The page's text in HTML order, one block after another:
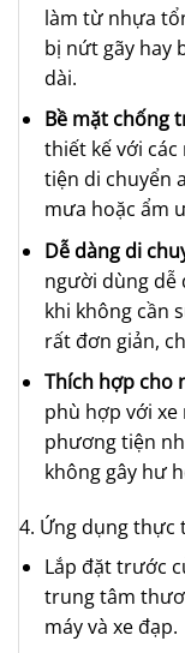
làm từ nhựa
bị nứt gãy hay
dài.
Bề mặt chống
thiết kế với
tiện di chuyển
mưa hoặc ẩm
Dễ dàng di
người dùng dễ
khi không cần
rất đơn giản,
Thích hợp cho
phù hợp với xe
phương tiện
không gây hư
4. Ứng dụng thực
Lắp đặt trước
trung tâm
máy và xe đạp.